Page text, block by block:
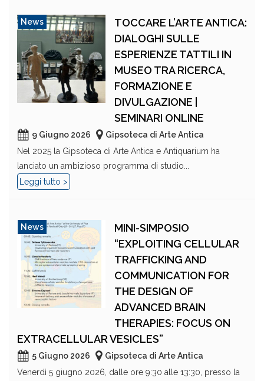
News
TOCCARE L’ARTE ANTICA:
DIALOGHI SULLE
ESPERIENZE TATTILI IN
MUSEO TRA RICERCA,
FORMAZIONE E
DIVULGAZIONE |
SEMINARI ONLINE
9 Giugno 2026
Gipsoteca di Arte Antica
Nel 2025 la Gipsoteca di Arte Antica e Antiquarium ha
lanciato un ambizioso programma di studio...
Leggi tutto >
News
MINI-SIMPOSIO
“EXPLOITING CELLULAR
TRAFFICKING AND
COMMUNICATION FOR
THE DESIGN OF
ADVANCED BRAIN
THERAPIES: FOCUS ON
EXTRACELLULAR VESICLES”
5 Giugno 2026
Gipsoteca di Arte Antica
Venerdì 5 giugno 2026, dalle ore 9:30 alle 13:30, presso la